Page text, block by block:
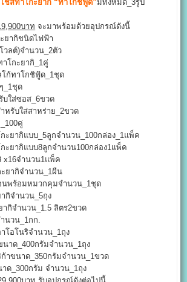
ชส์ทาโกะยากิ “ทาโกชิฟู้ด”มีทั้งหมด_3รูป
บาท จะมาพร้อมด้วยอุปกรณ์ดังนี้
ากิชนิดไฟฟ้า
วลต์)จำนวน_2ตัว
กะยากิ_1คู่
ทาโกชิฟู้ด_1ชุด
ชุด
ส่ซอส_6ขวด
บใส่สาหร่าย_2ขวด
คู่
กิแบบ_5ลูกจำนวน_100กล่อง_1แพ็ค
ากิแบบ8ลูกจำนวน100กล่อง1แพ็ค
จำนวน1แพ็ค
กิจำนวน_1ผืน
อมหมวกคุมจำนวน_1ชุด
ำนวน_5ถุง
ำนวน_1.5 ลิตร2ขวด
วน_1กก.
โนริจำนวน_1ถุง
_400กรัมจำนวน_1ถุง
นาด_350กรัมจำนวน_1ขวด
กรัม จำนวน_1ถุง